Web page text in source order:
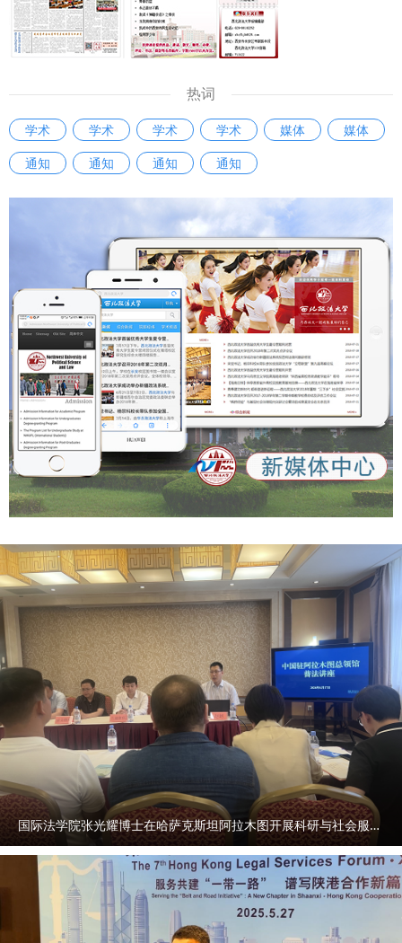
类作品、使用AI人工智能创作的作品，不属于本次征文范围。
（三）原创要求 参评作品须为原创，作者对作品拥有完整著
络平台公开发布。作者应严格遵守学术规范，文责自负。不得
抄袭、剽窃他人作品，如有发现，取消征文资格。因名誉权、
著作权等产生的法律责任，由作者本人承担。 （四）格式要
求 投稿须提交电子版Word文档。邮件主题和论文文件名均命
单位、职务职称、联系电话等信息。 作品注释请参照《法律
科学》《法学教育研究》注释体例。 六、投稿和联系方式 投
稿一律以电子文档形式发送至指定邮箱，不接收纸质稿件。
投稿邮箱：zhengwen202604@126.com 联系人：马思洁副
教授/副主任 李依凡研究生 联系电话：18049668298 七、评
选方式 本次征文按专职教师组、党政干部组、学生组分别评
审。各组设一等奖、二等奖、三等奖、优秀奖若干，并设优秀
组织奖。 主办方将邀请有关专家学者、期刊编辑等组成评审
委员会，对征文进行匿名评审，确定获奖等次，并颁发获奖证
书。 八、成果运用 主办方拟于2026年10月举办征文颁奖和学
术研讨会，具体时间地点另行通知。届时将邀请获奖作者代
表、有关专家学者和期刊编辑参会交流。优秀获奖作品将汇编
成册，向西北政法大学期刊社、省内外纪检监察报刊、新媒体
平台等推荐发表。 欢迎各高校积极宣传，广泛动员师生参
与，共同推动陕西高校廉洁文化建设迈向新台阶。 陕西高校
廉洁文化研究中心 中共西北政法大学纪律检查委员会 2026年
4月24日
热词
学术 学术 学术 学术 媒体
媒体
通知
通知 通知 通知
国际法学院张光耀博士在哈萨克斯坦阿拉木图开展科研与社会服务活动